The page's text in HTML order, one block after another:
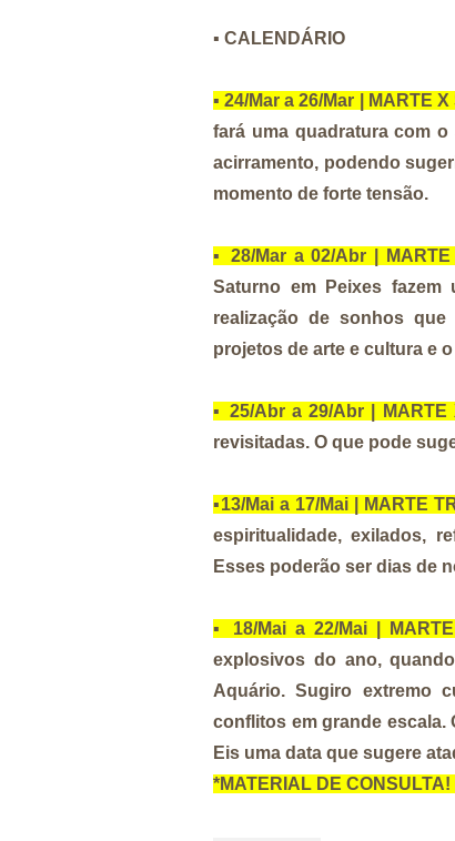
▪️ CALENDÁRIO
▪️24/Mar a 26/Mar | MARTE X
fará uma quadratura com
acirramento, podendo
momento de forte tensão.
▪️ 28/Mar a 02/Abr | MARTE
Saturno em Peixes
realização de sonhos
projetos de arte e cultura e
▪️ 25/Abr a 29/Abr | MARTE
revisitadas. O que pode
▪️13/Mai a 17/Mai | MARTE
espiritualidade, exilados,
Esses poderão ser dias de
▪️ 18/Mai a 22/Mai |
explosivos do ano,
Aquário. Sugiro extremo
conflitos em grande
Eis uma data que sugere
*MATERIAL DE